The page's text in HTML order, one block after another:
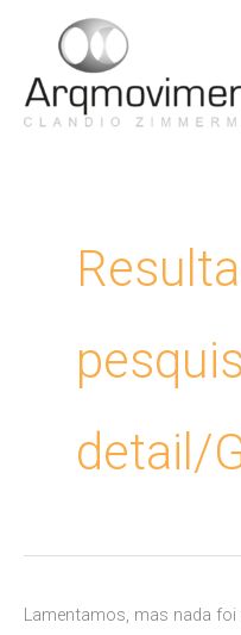
conteúdo
detail/
Lamentamos, mas nada